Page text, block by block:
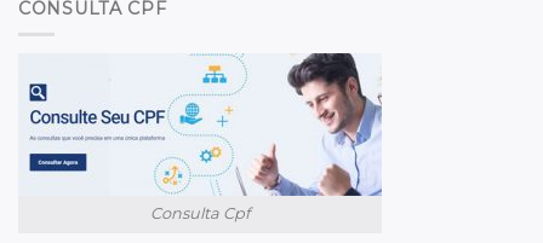
CONSULTA CPF
Consulta Cpf